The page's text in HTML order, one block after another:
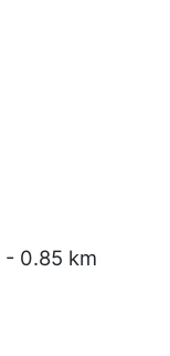
- 0.85 km